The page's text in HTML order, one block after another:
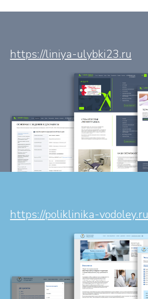
https://liniya-ulybki23.ru
https://poliklinika-vodoley.ru